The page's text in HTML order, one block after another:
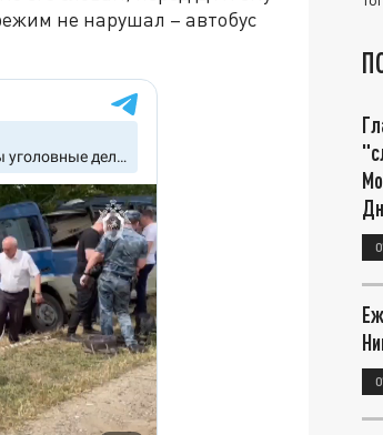
не нарушал – автобус